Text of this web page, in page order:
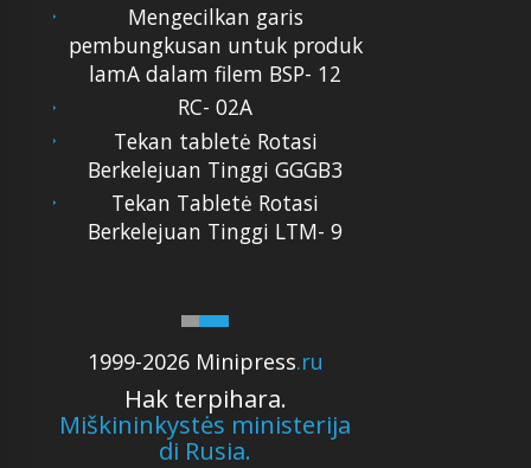
1999-2026 Minipress.ru
Hak terpihara.
Miškininkystės ministerija
di Rusia.
Mengecilkan garis
pembungkusan untuk produk
lamA dalam filem BSP- 12
RC- 02A
Tekan tabletė Rotasi
Berkelejuan Tinggi GGGB3
Tekan Tabletė Rotasi
Berkelejuan Tinggi LTM- 9